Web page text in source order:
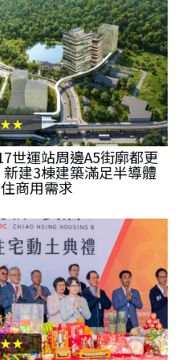
世運站周邊A5街廓都更
建3棟建築滿足半導體
商用需求